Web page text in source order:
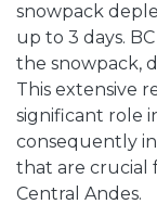
snowpack
up to 3 days.
the snowpack,
This extensive
significant role
consequently
that are crucial
Central Andes.